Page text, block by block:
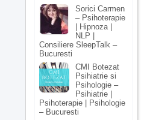
Sorici Carmen
– Psihoterapie
| Hipnoza |
NLP |
Consiliere SleepTalk –
Bucuresti
CMI Botezat
Psihiatrie si
Psihologie –
Psihiatrie |
Psihoterapie | Psihologie
– Bucuresti